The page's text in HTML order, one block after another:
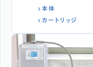
本体
カートリッジ